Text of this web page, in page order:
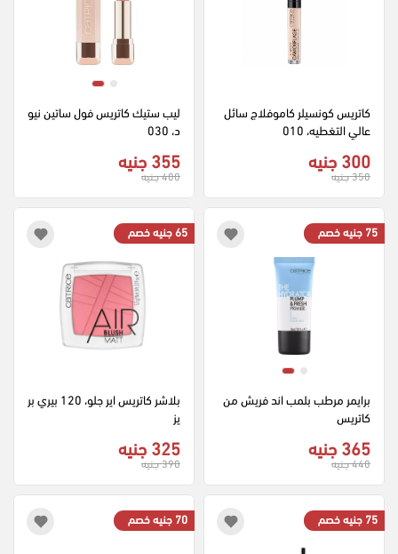
عالي التغطيه، 010
300 جنيه
350 جنيه
ليب ستيك كاتريس فول ساتين نيو
د، 030
355 جنيه
400 جنيه
75 جنيه خصم
كاتريس
365 جنيه
440 جنيه
65 جنيه خصم
بلاشر كاتريس اير جلو، 120 بيري بر
يز
325 جنيه
390 جنيه
75 جنيه خصم 70 جنيه خصم